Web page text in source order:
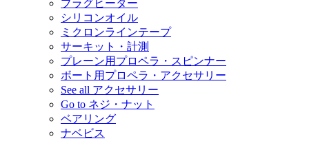
プラグヒーター
シリコンオイル
ミクロンラインテープ
サーキット・計測
プレーン用プロペラ・スピンナー
ボート用プロペラ・アクセサリー
See all アクセサリー
Go to ネジ・ナット
ベアリング
ナベビス